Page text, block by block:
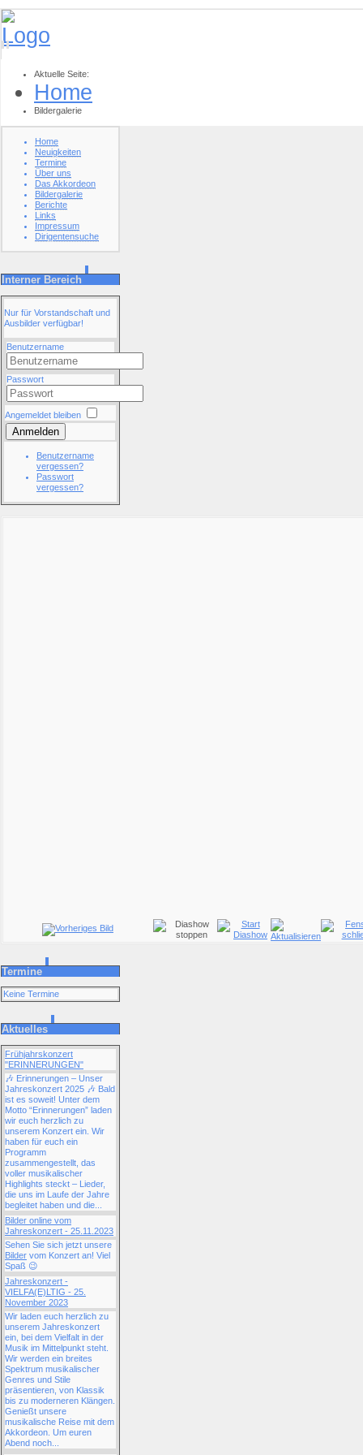
Aktuelle Seite:
Home
Bildergalerie
Home
Neuigkeiten
Termine
Über uns
Das Akkordeon
Bildergalerie
Berichte
Links
Impressum
Dirigentensuche
Interner Bereich
Nur für Vorstandschaft und
Ausbilder verfügbar!
Benutzername
Passwort
Angemeldet bleiben
Anmelden
Benutzername
vergessen?
Passwort
vergessen?
Termine
Keine Termine
Aktuelles
Frühjahrskonzert
"ERINNERUNGEN"
🎶 Erinnerungen – Unser
Jahreskonzert 2025 🎶 Bald
ist es soweit! Unter dem
Motto “Erinnerungen” laden
wir euch herzlich zu
unserem Konzert ein. Wir
haben für euch ein
Programm
zusammengestellt, das
voller musikalischer
Highlights steckt – Lieder,
die uns im Laufe der Jahre
begleitet haben und die...
Bilder online vom
Jahreskonzert - 25.11.2023
Sehen Sie sich jetzt unsere
Bilder vom Konzert an! Viel
Spaß 😉
Jahreskonzert -
VIELFA(E)LTIG - 25.
November 2023
Wir laden euch herzlich zu
unserem Jahreskonzert
ein, bei dem Vielfalt in der
Musik im Mittelpunkt steht.
Wir werden ein breites
Spektrum musikalischer
Genres und Stile
präsentieren, von Klassik
bis zu moderneren Klängen.
Genießt unsere
musikalische Reise mit dem
Akkordeon. Um euren
Abend noch...